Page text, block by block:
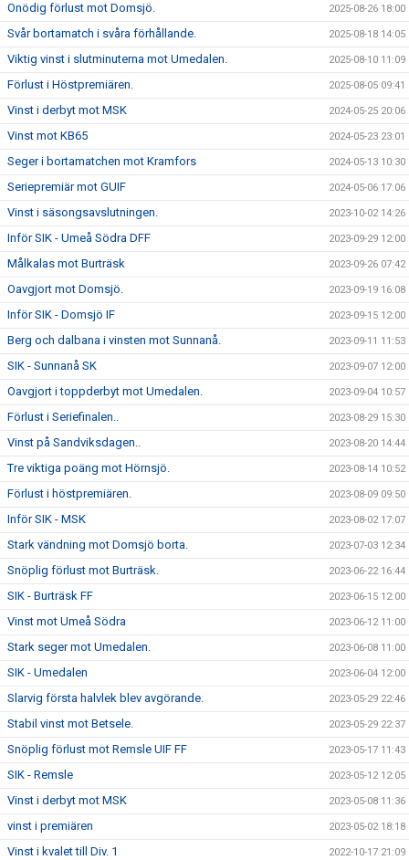
Onödig förlust mot Domsjö. 2025-08-26 18:00
Svår bortamatch i svåra förhållande. 2025-08-18 14:05
Viktig vinst i slutminuterna mot Umedalen. 2025-08-10 11:09
Förlust i Höstpremiären. 2025-08-05 09:41
Vinst i derbyt mot MSK 2024-05-25 20:06
Vinst mot KB65 2024-05-23 23:01
Seger i bortamatchen mot Kramfors 2024-05-13 10:30
Seriepremiär mot GUIF 2024-05-06 17:06
Vinst i säsongsavslutningen. 2023-10-02 14:26
Inför SIK - Umeå Södra DFF 2023-09-29 12:00
Målkalas mot Burträsk 2023-09-26 07:42
Oavgjort mot Domsjö. 2023-09-19 16:08
Inför SIK - Domsjö IF 2023-09-15 12:00
Berg och dalbana i vinsten mot Sunnanå. 2023-09-11 11:53
SIK - Sunnanå SK 2023-09-07 12:00
Oavgjort i toppderbyt mot Umedalen. 2023-09-04 10:57
Förlust i Seriefinalen.. 2023-08-29 15:30
Vinst på Sandviksdagen.. 2023-08-20 14:44
Tre viktiga poäng mot Hörnsjö. 2023-08-14 10:52
Förlust i höstpremiären. 2023-08-09 09:50
Inför SIK - MSK 2023-08-02 17:07
Stark vändning mot Domsjö borta. 2023-07-03 12:34
Snöplig förlust mot Burträsk. 2023-06-22 16:44
SIK - Burträsk FF 2023-06-15 12:00
Vinst mot Umeå Södra 2023-06-12 11:00
Stark seger mot Umedalen. 2023-06-08 11:00
SIK - Umedalen 2023-06-04 12:00
Slarvig första halvlek blev avgörande. 2023-05-29 22:46
Stabil vinst mot Betsele. 2023-05-29 22:37
Snöplig förlust mot Remsle UIF FF 2023-05-17 11:43
SIK - Remsle 2023-05-12 12:05
Vinst i derbyt mot MSK 2023-05-08 11:36
vinst i premiären 2023-05-02 18:18
Vinst i kvalet till Div. 1 2022-10-17 21:09